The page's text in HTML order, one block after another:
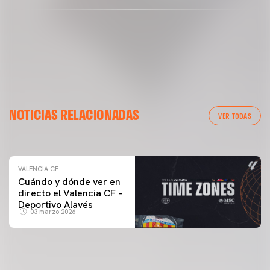
NOTICIAS RELACIONADAS VER TODAS
ENTRENAMIENTO DEL VALENCIA CF 04/03/26
VALENCIA CF
Cuándo y dónde ver en
directo el Valencia CF –
Deportivo Alavés
03 marzo 2026